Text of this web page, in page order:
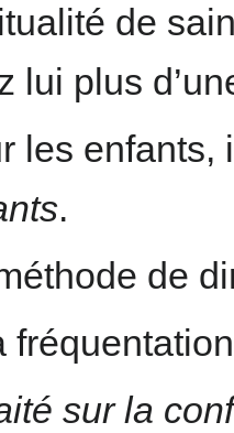
de
lui plus
les
.
de
sur la